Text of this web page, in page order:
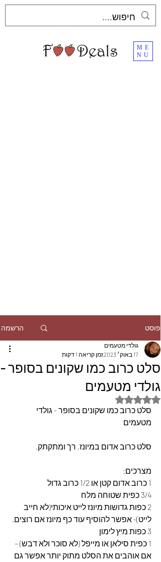
ME
NU
פוסט הרשמה
סלט כרוב כמו שקונים בסופר -
גולדי מטעמים
גולדי מטעמים
17 באוק׳ 2023
זמן קריאה 1 דקות
דירוג של NaN מתוך 5 כוכבים
סלט כרוב כמו שקונים בסופר - גולדי
מטעמים
סלט כרוב אדום במיונז, רך ומתקתק.
מצרכים:
1 כרוב אדום קטן או 1/2 כרוב גדול
3/4 כפית שטוחה מלח
2 כפות גדושות מיונז לייט איכותי(לא חייב
לייט)- אפשר להוסיף עוד כף מיונז אם רוצים.
3 כפות מיץ לימון
1 כפית סילאן או מייפל (לא סוכר ולא דבש) –
אם אוהבים את הסלט מתוק יותר אפשר גם